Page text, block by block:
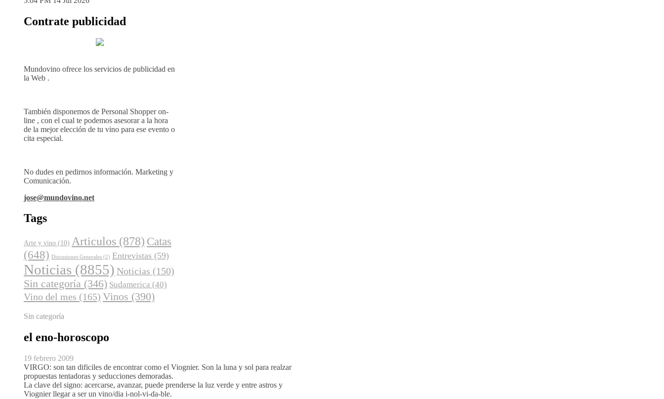
Contrate publicidad
Mundovino ofrece los servicios de publicidad en
la Web .
También disponemos de Personal Shopper on-
line , con el cual te podemos asesorar a la hora
de la mejor elección de tu vino para ese evento o
cita especial.
No dudes en pedirnos información. Marketing y
Comunicación.
jose@mundovino.net
Tags
Arte y vino (10) Articulos (878) Catas
(648) Discusiones Generales (2) Entrevistas (59)
Noticias (8855) Noticias (150)
Sin categoría (346) Sudamerica (40)
Vino del mes (165) Vinos (390)
Sin categoría
el eno-horoscopo
19 febrero 2009
VIRGO: son tan dificiles de encontrar como el Viognier. Son la luna y sol para realzar
propuestas tentadoras y seducciones demoradas.
La clave del signo: acercarse, avanzar, puede prenderse la luz verde y entre astros y
Viognier llegar a ser un vino/dia i-nol-vi-da-ble.